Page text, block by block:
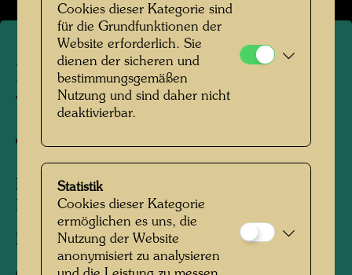
Hundertwasser mit seinem
Werk "Das Match des
Jahrhunderts"
Personen am Foto:
Hundertwasser
Fotograf:Unbekannt Unknown
Cookies dieser Kategorie sind
für die Grundfunktionen der
Website erforderlich. Sie
dienen der sicheren und
bestimmungsgemäßen
Nutzung und sind daher nicht
deaktivierbar.
Statistik
Cookies dieser Kategorie
ermöglichen es uns, die
Nutzung der Website
anonymisiert zu analysieren